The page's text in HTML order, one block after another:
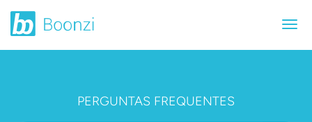
PERGUNTAS FREQUENTES